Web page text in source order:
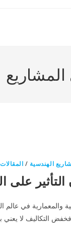
الهندسية / المقالات
على
والمعمارية في عالم
فخفض التكاليف لا